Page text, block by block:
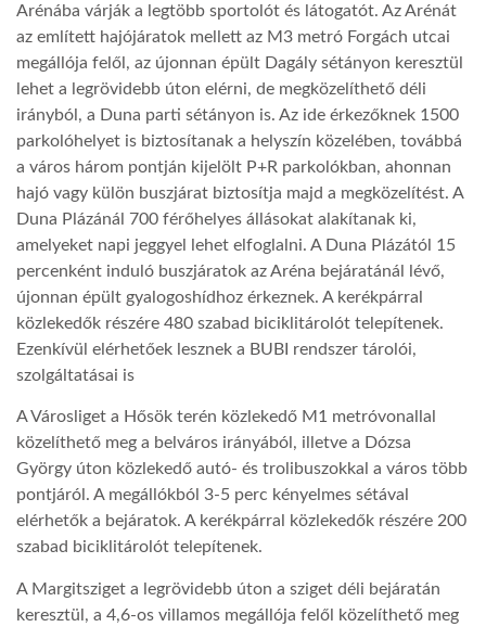
Arénába várják a legtöbb sportolót és látogatót. Az Arénát
az említett hajójáratok mellett az M3 metró Forgách utcai
megállója felől, az újonnan épült Dagály sétányon keresztül
lehet a legrövidebb úton elérni, de megközelíthető déli
irányból, a Duna parti sétányon is. Az ide érkezőknek 1500
parkolóhelyet is biztosítanak a helyszín közelében, továbbá
a város három pontján kijelölt P+R parkolókban, ahonnan
hajó vagy külön buszjárat biztosítja majd a megközelítést. A
Duna Plázánál 700 férőhelyes állásokat alakítanak ki,
amelyeket napi jeggyel lehet elfoglalni. A Duna Plázától 15
percenként induló buszjáratok az Aréna bejáratánál lévő,
újonnan épült gyalogoshídhoz érkeznek. A kerékpárral
közlekedők részére 480 szabad biciklitárolót telepítenek.
Ezenkívül elérhetőek lesznek a BUBI rendszer tárolói,
szolgáltatásai is
A Városliget a Hősök terén közlekedő M1 metróvonallal
közelíthető meg a belváros irányából, illetve a Dózsa
György úton közlekedő autó- és trolibuszokkal a város több
pontjáról. A megállókból 3-5 perc kényelmes sétával
elérhetők a bejáratok. A kerékpárral közlekedők részére 200
szabad biciklitárolót telepítenek.
A Margitsziget a legrövidebb úton a sziget déli bejáratán
keresztül, a 4,6-os villamos megállója felől közelíthető meg